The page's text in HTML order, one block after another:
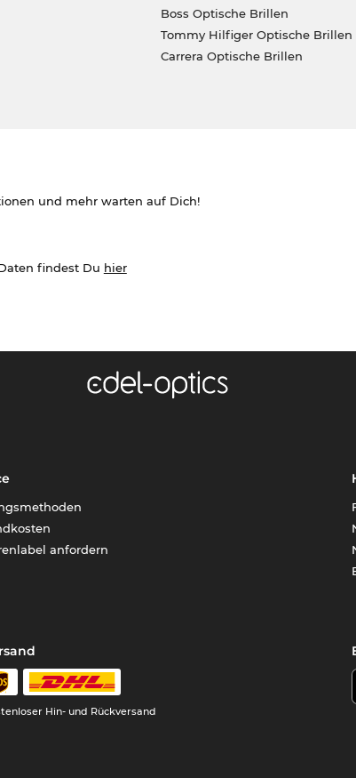
Boss Optische Brillen
Tommy Hilfiger Optische Brillen
Carrera Optische Brillen
und mehr warten auf Dich!
findest Du hier
anfordern
Hin- und Rückversand